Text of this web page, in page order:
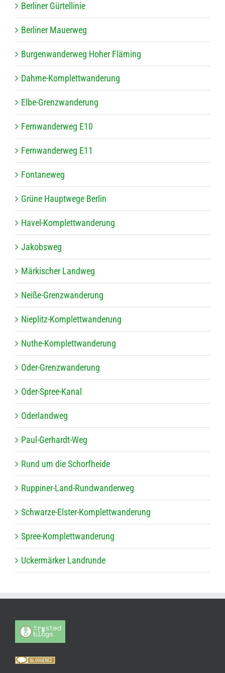
Ber­li­ner Gürtellinie
Ber­li­ner Mauerweg
Bur­gen­wan­der­weg Hoher Fläming
Dahme-Kom­plett­wan­de­rung
Elbe-Grenz­wan­de­rung
Fern­wan­der­weg E10
Fern­wan­der­weg E11
Fon­ta­ne­weg
Grüne Haupt­wege Berlin
Havel-Kom­plett­wan­de­rung
Jakobs­weg
Mär­ki­scher Landweg
Neiße-Grenz­wan­de­rung
Nie­plitz-Kom­plett­wan­de­rung
Nuthe-Kom­plett­wan­de­rung
Oder-Grenz­wan­de­rung
Oder-Spree-Kanal
Oder­land­weg
Paul-Ger­hardt-Weg
Rund um die Schorfheide
Rup­pi­ner-Land-Rund­wan­der­weg
Schwarze-Els­ter-Kom­plett­wan­de­rung
Spree-Kom­plett­wan­de­rung
Ucker­mär­ker Landrunde